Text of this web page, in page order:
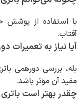
با استفاده از پوشش
آفتاب.
آیا نیاز به
بله، بررسی دورهمی
مفید آن مؤثر باشد.
چقدر بهتر است باتری